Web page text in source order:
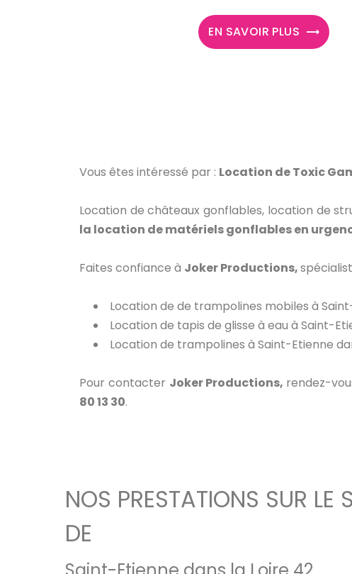
EN SAVOIR PLUS
Vous êtes intéressé par : Location de Toxic
Location de châteaux gonflables, location de
la location de matériels gonflables en
Faites confiance à Joker Productions,
Location de de trampolines mobiles à
Location de tapis de glisse à eau à Saint-
Location de trampolines à Saint-Etienne
Pour contacter Joker Productions, rendez-
80 13 30.
NOS PRESTATIONS SUR LE
DE